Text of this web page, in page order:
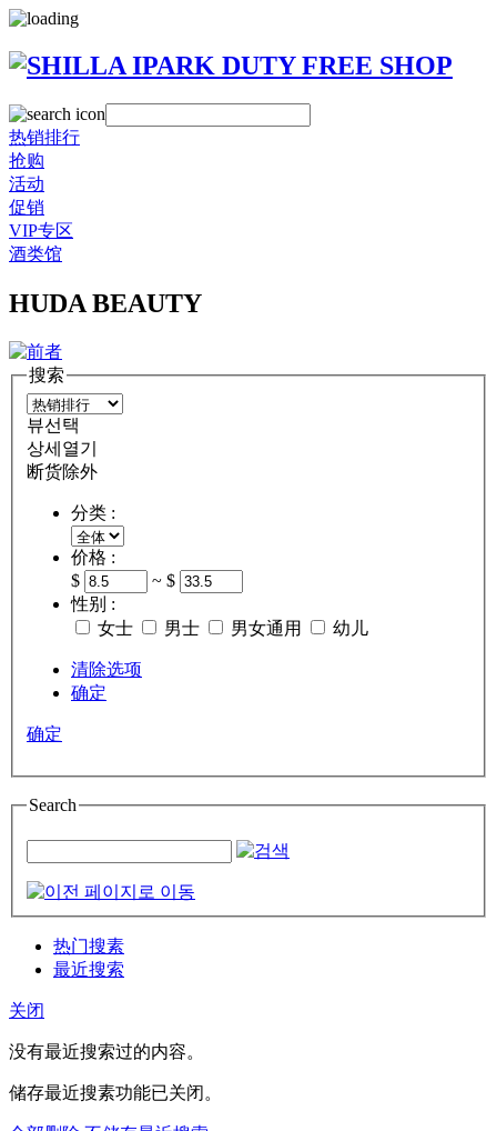
热销排行
抢购
活动
促销
VIP专区
酒类馆
HUDA BEAUTY
搜索
뷰선택
상세열기
断货除外
分类 :
价格 :
$
~ $
性别 :
女士
男士 男女通用 幼儿
清除选项
确定
确定
Search
热门搜素
最近搜索
关闭
没有最近搜索过的内容。
储存最近搜素功能已关闭。